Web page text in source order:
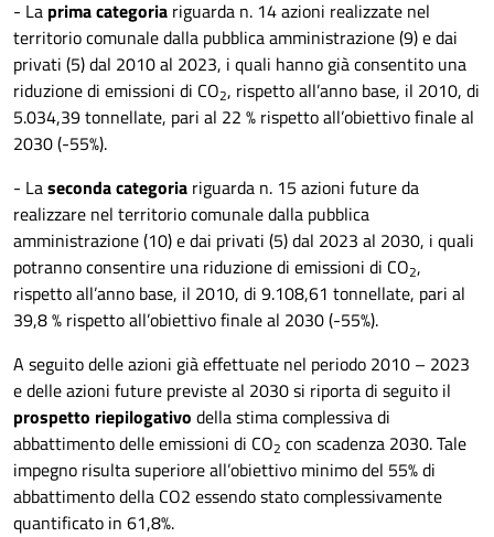
- La prima categoria riguarda n. 14 azioni realizzate nel
territorio comunale dalla pubblica amministrazione (9) e dai
privati (5) dal 2010 al 2023, i quali hanno già consentito una
riduzione di emissioni di CO2, rispetto all’anno base, il 2010, di
5.034,39 tonnellate, pari al 22 % rispetto all’obiettivo finale al
2030 (-55%).
- Laseconda categoria riguarda n. 15 azioni future da
realizzare nel territorio comunale dalla pubblica
amministrazione (10) e dai privati (5) dal 2023 al 2030, i quali
potranno consentire una riduzione di emissioni di CO2,
rispetto all’anno base, il 2010, di 9.108,61 tonnellate, pari al
39,8 % rispetto all’obiettivo finale al 2030 (-55%).
A seguito delle azioni già effettuate nel periodo 2010 – 2023
e delle azioni future previste al 2030 si riporta di seguito il
prospetto riepilogativo della stima complessiva di
abbattimento delle emissioni di CO2 con scadenza 2030. Tale
impegno risulta superiore all’obiettivo minimo del 55% di
abbattimento della CO2 essendo stato complessivamente
quantificato in 61,8%.